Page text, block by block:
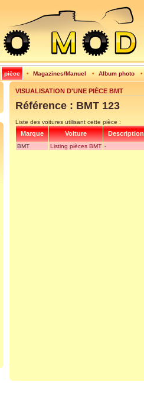
pièce • Magazines/Manuel • Album photo •
VISUALISATION D'UNE PIÈCE BMT
Référence : BMT 123
Liste des voitures utilisant cette pièce :
Marque Voiture
BMT Listing pièces BMT -